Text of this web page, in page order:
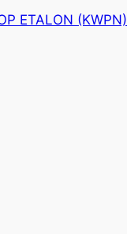
ETALON (KWPN)